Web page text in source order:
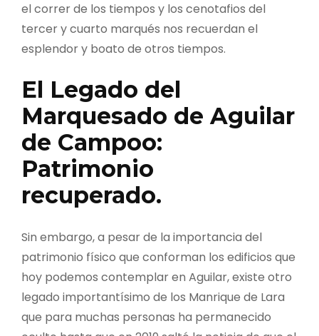
el correr de los tiempos y los cenotafios del
tercer y cuarto marqués nos recuerdan el
esplendor y boato de otros tiempos.
El Legado del
Marquesado de Aguilar
de Campoo:
Patrimonio
recuperado.
Sin embargo, a pesar de la importancia del
patrimonio físico que conforman los edificios que
hoy podemos contemplar en Aguilar, existe otro
legado importantísimo de los Manrique de Lara
que para muchas personas ha permanecido